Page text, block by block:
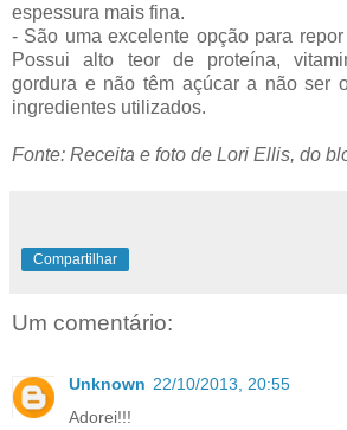
espessura mais fina.
- São uma excelente opção para
Possui alto teor de proteína,
gordura e não têm açúcar a não ser
ingredientes utilizados.
Fonte: Receita e foto de Lori Ellis, do
Compartilhar
Um comentário:
Unknown 22/10/2013, 20:55
Adorei!!!